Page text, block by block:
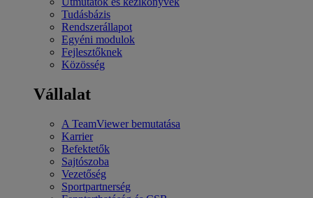
Tudásbázis
Rendszerállapot
Egyéni modulok
Fejlesztőknek
Közösség
Vállalat
A TeamViewer bemutatása
Karrier
Befektetők
Sajtószoba
Vezetőség
Sportpartnerség